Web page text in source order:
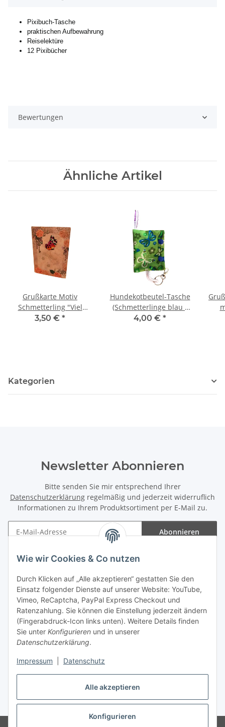
Alle akzeptieren
Konfigurieren
Wie wir Cookies & Co nutzen
Durch Klicken auf „Alle akzeptieren“ gestatten Sie den
Einsatz folgender Dienste auf unserer Website: YouTube,
Vimeo, ReCaptcha, PayPal Express Checkout und
Ratenzahlung. Sie können die Einstellung jederzeit ändern
(Fingerabdruck-Icon links unten). Weitere Details finden
Sie unter Konfigurieren und in unserer
Datenschutzerklärung.
Impressum Datenschutz
Pixibuch-Tasche
praktischen Aufbewahrung
Reiselektüre
12 Pixibücher
Bewertungen
Ähnliche Artikel
Grußkarte Motiv
Schmetterling "Viel
Glück"
3,50 € *
Hundekotbeutel-Tasche
(Schmetterlinge blau -
weiß)
4,00 € *
Kategorien
Newsletter Abonnieren
Bitte senden Sie mir entsprechend Ihrer
Datenschutzerklärung regelmäßig und jederzeit widerruflich
Informationen zu Ihrem Produktsortiment per E-Mail zu.
Abonnieren
Gesetzliche Informationen
Vertrag widerrufen
* Gemäß §19 UStG wird keine Umsatzsteuer berechnet, zzgl.Versand